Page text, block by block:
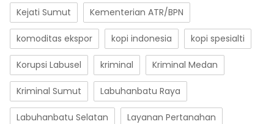
Kejati Sumut Kementerian ATR/BPN
komoditas ekspor kopi indonesia kopi spesialti
Korupsi Labusel kriminal Kriminal Medan
Kriminal Sumut Labuhanbatu Raya
Labuhanbatu Selatan Layanan Pertanahan